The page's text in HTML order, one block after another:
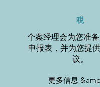
税
个案经理会为您准
申报表，并为您提
议。
更多信息